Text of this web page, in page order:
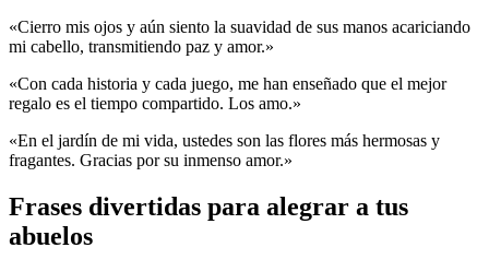
«Cierro mis ojos y aún siento la suavidad de sus manos acariciando
mi cabello, transmitiendo paz y amor.»
«Con cada historia y cada juego, me han enseñado que el mejor
regalo es el tiempo compartido. Los amo.»
«En el jardín de mi vida, ustedes son las flores más hermosas y
fragantes. Gracias por su inmenso amor.»
Frases divertidas para alegrar a tus
abuelos